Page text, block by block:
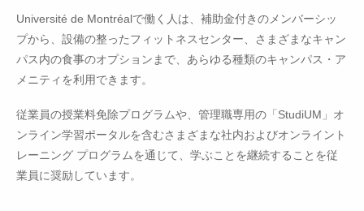
Université de Montréalで働く人は、補助金付きのメンバーシッ
プから、設備の整ったフィットネスセンター、さまざまなキャン
パス内の食事のオプションまで、あらゆる種類のキャンパス・ア
メニティを利用できます。
従業員の授業料免除プログラムや、管理職専用の「StudiUM」オ
ンライン学習ポータルを含むさまざまな社内およびオンライント
レーニング プログラムを通じて、学ぶことを継続することを従
業員に奨励しています。